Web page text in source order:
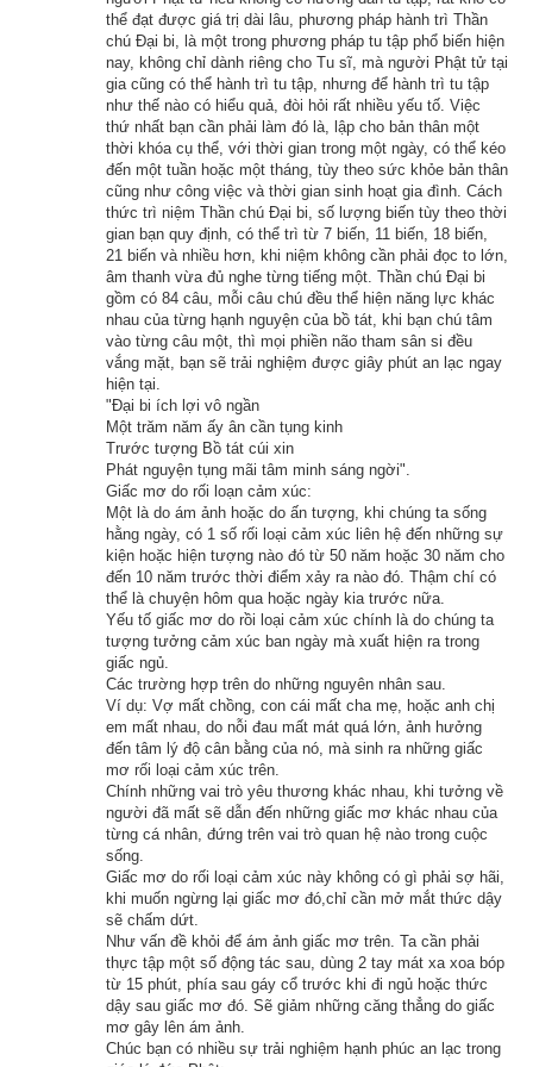
của để cứu giúp người cùng khốn.
Bước tiến của thời gian chính là sự thử thách chính xác nhất
của cuộc đời, vì sau một thời gian dài, tội ác nào của con
người cũng đều được phơi bày ra hết. Hành vi sát sinh của
ông lão nọ đồn tới tai mọi người rất mau, ai cũng thấy rằng lão
không nên tạo nghiệp sát như thế nữa. Rất nhiều vị tỳ-kheo
thường hay qua lại nhà lão cũng biết được việc này, cũng
muốn đến khuyên can lão, nhưng vì cả nể lại muốn giữ tình
giao hảo, nên không ai dám mở miệng nói câu nào.
Không lâu sau, lão sinh bệnh, và tuy đã mời nhiều vị thầy
thuốc đến nhưng không ai chữa được, cho nên một buổi sáng
sớm nọ, lão lìa đời trong một cơn đau đớn cùng cực. Lão chết
rồi, vì tội ác sát sinh nên đọa làm thân ác quỷ trên sông Hằng,
đời có bao nhiêu thống khổ lão đều phải chịu hết.
Một hôm, các vị tỳ-kheo vẫn thường được con trai lão cúng
dường có việc đi thuyền băng qua sông Hằng, ác quỷ bèn
hiện ra nửa thân hình trên mặt nước đuổi theo bén gót, rồi
chạy ra phía trước chặn thuyền lại mà nói:
– Chúng bay là một phường tồi bại! Tao sẽ lật úp con thuyền
này cho chúng bay chết chìm hết không đứa nào sống sót!
Các vị tỳ-kheo ngồi trên thuyền nhìn thấy con ác quỷ quái dị
như thế đã lấy làm lạ rồi, nay còn nghe hắn tuyên bố những lời
trên lại càng không hiểu gì hết. Trong số các vị ấy, có một vị
tuổi cao hơn hết, đứng dậy hỏi:
– Nguyên do gì mà ngươi nói chúng ta là phường tồi bại? Tại
sao lại còn muốn lật úp con thuyền chúng ta đang ngồi?
Ác quỷ lớn tiếng gầm lên trả lời:
– Lúc tao còn sống, con trai tao thường hay cúng dường
chúng bay. Tao mổ lợn bán thịt, chúng bây biết tao làm việc
phi pháp mà không đứa nào răn bảo, khiến bây giờ tao phải
thể đạt được giá trị dài lâu, phương pháp hành trì Thần
chú Đại bi, là một trong phương pháp tu tập phổ biến hiện
nay, không chỉ dành riêng cho Tu sĩ, mà người Phật tử tại
gia cũng có thể hành trì tu tập, nhưng để hành trì tu tập
như thế nào có hiểu quả, đòi hỏi rất nhiều yếu tố. Việc
thứ nhất bạn cần phải làm đó là, lập cho bản thân một
thời khóa cụ thể, với thời gian trong một ngày, có thể kéo
đến một tuần hoặc một tháng, tùy theo sức khỏe bản thân
cũng như công việc và thời gian sinh hoạt gia đình. Cách
thức trì niệm Thần chú Đại bi, số lượng biến tùy theo thời
gian bạn quy định, có thể trì từ 7 biến, 11 biến, 18 biến,
21 biến và nhiều hơn, khi niệm không cần phải đọc to lớn,
âm thanh vừa đủ nghe từng tiếng một. Thần chú Đại bi
gồm có 84 câu, mỗi câu chú đều thể hiện năng lực khác
nhau của từng hạnh nguyện của bồ tát, khi bạn chú tâm
vào từng câu một, thì mọi phiền não tham sân si đều
vắng mặt, bạn sẽ trải nghiệm được giây phút an lạc ngay
hiện tại.
"Đại bi ích lợi vô ngần
Một trăm năm ấy ân cần tụng kinh
Trước tượng Bồ tát cúi xin
Phát nguyện tụng mãi tâm minh sáng ngời".
Giấc mơ do rối loạn cảm xúc:
Một là do ám ảnh hoặc do ấn tượng, khi chúng ta sống
hằng ngày, có 1 số rối loại cảm xúc liên hệ đến những sự
kiện hoặc hiện tượng nào đó từ 50 năm hoặc 30 năm cho
đến 10 năm trước thời điểm xảy ra nào đó. Thậm chí có
thể là chuyện hôm qua hoặc ngày kia trước nữa.
Yếu tố giấc mơ do rồi loại cảm xúc chính là do chúng ta
tượng tưởng cảm xúc ban ngày mà xuất hiện ra trong
giấc ngủ.
Các trường hợp trên do những nguyên nhân sau.
Ví dụ: Vợ mất chồng, con cái mất cha mẹ, hoặc anh chị
em mất nhau, do nỗi đau mất mát quá lớn, ảnh hưởng
đến tâm lý độ cân bằng của nó, mà sinh ra những giấc
mơ rối loại cảm xúc trên.
Chính những vai trò yêu thương khác nhau, khi tưởng về
người đã mất sẽ dẫn đến những giấc mơ khác nhau của
từng cá nhân, đứng trên vai trò quan hệ nào trong cuộc
sống.
Giấc mơ do rối loại cảm xúc này không có gì phải sợ hãi,
khi muốn ngừng lại giấc mơ đó,chỉ cần mở mắt thức dậy
sẽ chấm dứt.
Như vấn đề khỏi để ám ảnh giấc mơ trên. Ta cần phải
thực tập một số động tác sau, dùng 2 tay mát xa xoa bóp
từ 15 phút, phía sau gáy cổ trước khi đi ngủ hoặc thức
dậy sau giấc mơ đó. Sẽ giảm những căng thẳng do giấc
mơ gây lên ám ảnh.
Chúc bạn có nhiều sự trải nghiệm hạnh phúc an lạc trong